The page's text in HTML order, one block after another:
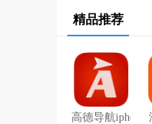
精品推荐
高德导航iphone